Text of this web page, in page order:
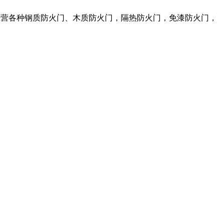
各种钢质防火门、木质防火门，隔热防火门，免漆防火